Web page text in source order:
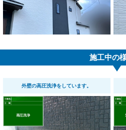
施工中の
外壁の高圧洗浄をしています。